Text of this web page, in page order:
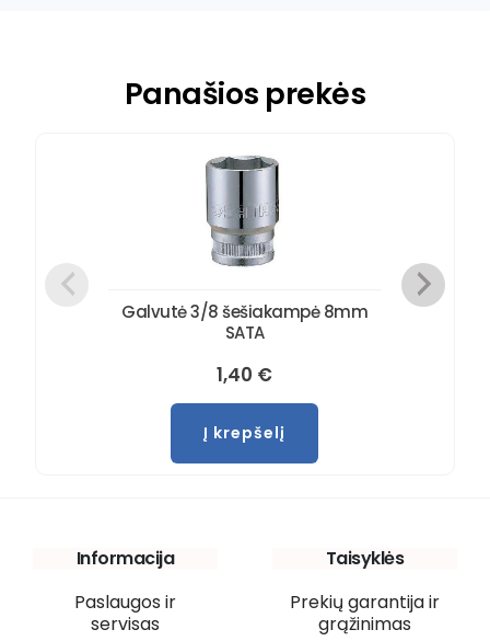
Panašios prekės
Galvutė 3/8 šešiakampė 8mm
SATA
1,40 €
Į krepšelį
Informacija
Paslaugos ir
servisas
Taisyklės
Prekių garantija ir
grąžinimas